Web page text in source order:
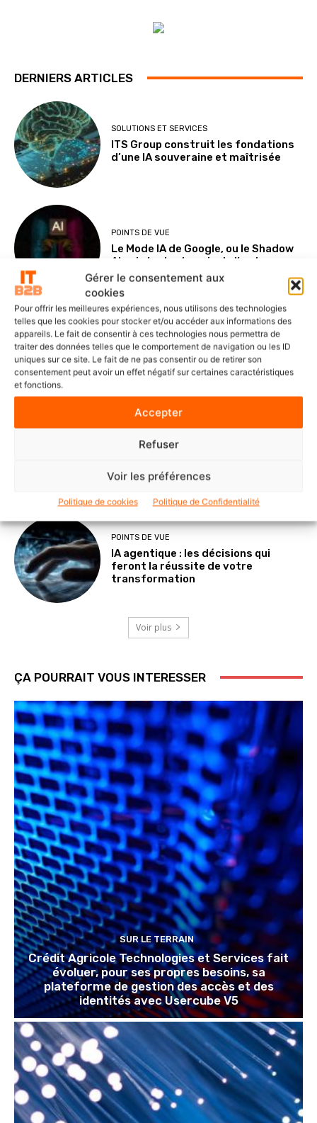
Gérer le consentement aux
cookies
Pour offrir les meilleures expériences, nous utilisons des technologies
telles que les cookies pour stocker et/ou accéder aux informations des
appareils. Le fait de consentir à ces technologies nous permettra de
traiter des données telles que le comportement de navigation ou les ID
uniques sur ce site. Le fait de ne pas consentir ou de retirer son
consentement peut avoir un effet négatif sur certaines caractéristiques
et fonctions.
Accepter
Refuser
Voir les préférences
Politique de cookies Politique de Confidentialité
DERNIERS ARTICLES
SOLUTIONS ET SERVICES
ITS Group construit les fondations
d’une IA souveraine et maîtrisée
POINTS DE VUE
Le Mode IA de Google, ou le Shadow
AI qui n’a plus besoin de l’ombre
NOMINATIONS ET CARNETS
Veeam nomme Marc Dollois au poste
de Country Leader pour la France et
l’Afrique francophone
delaware France accélère la
avec l’IA
POINTS DE VUE
IA agentique : les décisions qui
feront la réussite de votre
transformation
Voir plus
ÇA POURRAIT VOUS INTERESSER
SUR LE TERRAIN
Crédit Agricole Technologies et Services fait
évoluer, pour ses propres besoins, sa
plateforme de gestion des accès et des
identités avec Usercube V5